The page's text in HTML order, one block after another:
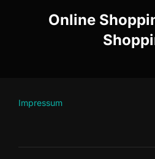
Online
Impressum